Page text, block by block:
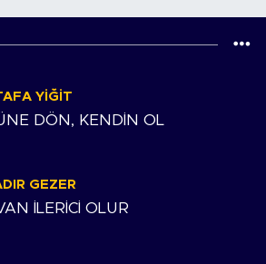
YIĞIT
DÖN, KENDİN OL
GEZER
İLERİCİ OLUR